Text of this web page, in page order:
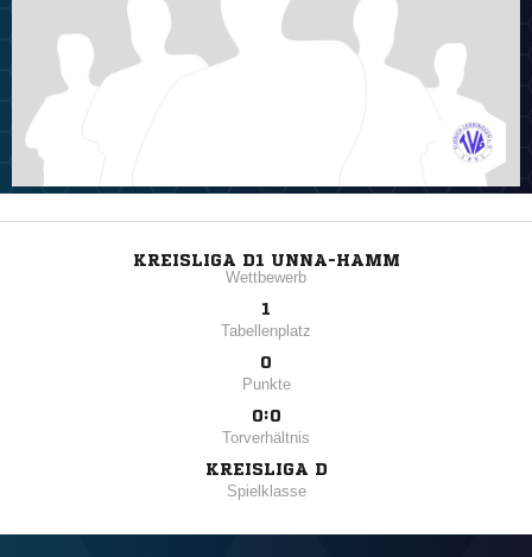
KREISLIGA D1 UNNA-HAMM
Wettbewerb
1
Tabellenplatz
0
Punkte
0:0
Torverhältnis
KREISLIGA D
Spielklasse